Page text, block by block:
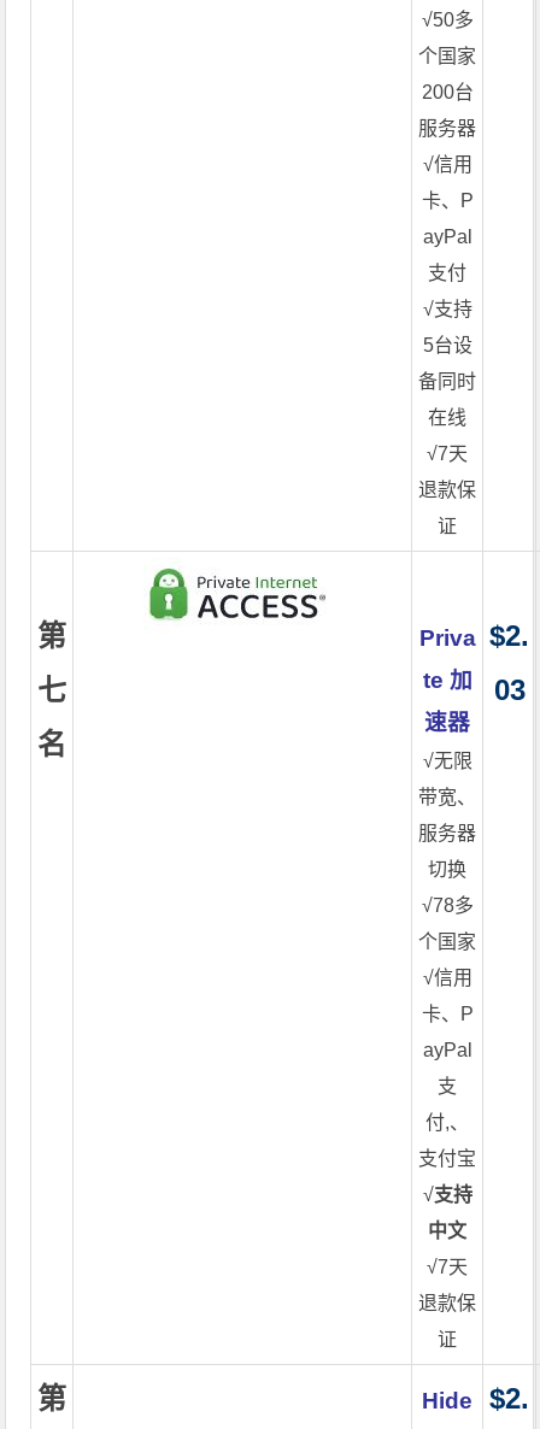
√50多
个国家
200台
服务器
√信用
卡、P
ayPal
支付
√支持
5台设
备同时
在线
√7天
退款保
证
第
七
名
Priva
te 加
速器
√无限
带宽、
服务器
切换
√78多
个国家
√信用
卡、P
ayPal
支
付,、
支付宝
√支持
中文
√7天
退款保
证
$2.
03
第
Hide
$2.